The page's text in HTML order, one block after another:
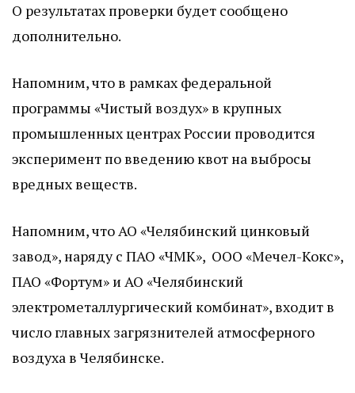
О результатах проверки будет сообщено
дополнительно.
Напомним, что в рамках федеральной
программы «Чистый воздух» в крупных
промышленных центрах России проводится
эксперимент по введению квот на выбросы
вредных веществ.
Напомним, что АО «Челябинский цинковый
завод», наряду с ПАО «ЧМК», ООО «Мечел-Кокс»,
ПАО «Фортум» и АО «Челябинский
электрометаллургический комбинат», входит в
число главных загрязнителей атмосферного
воздуха в Челябинске.